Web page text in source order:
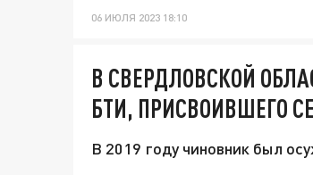
06 ИЮЛЯ 2023 18:10
В СВЕРДЛОВСКОЙ
БТИ, ПРИСВОИВШЕГО
В 2019 году чиновник был